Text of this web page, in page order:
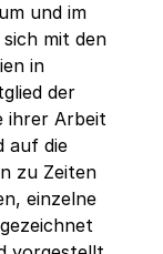
und im
mit den
in
der
ihrer Arbeit
auf die
zu Zeiten
einzelne